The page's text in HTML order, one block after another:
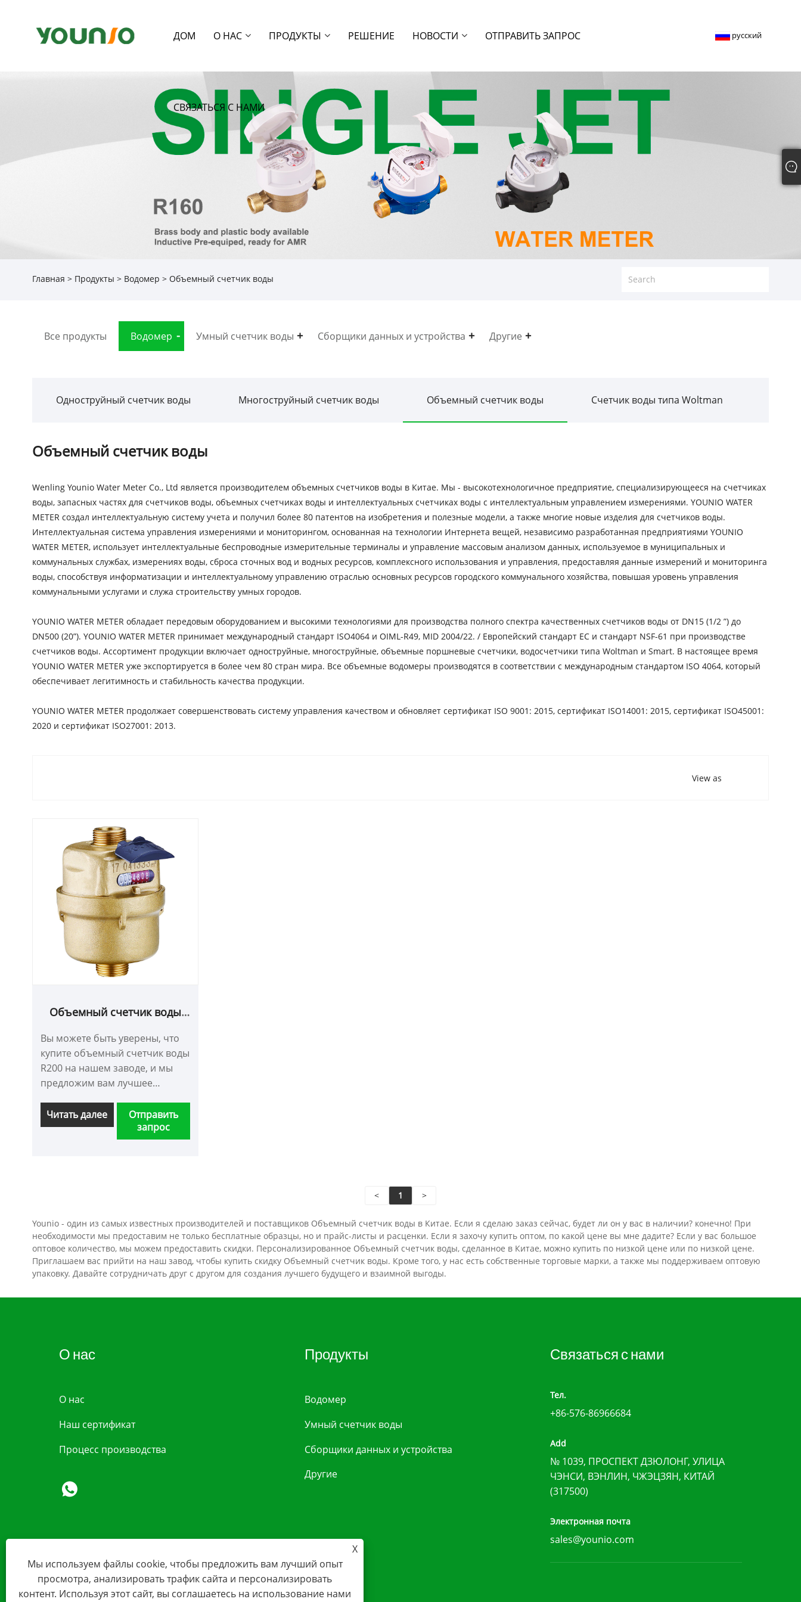
ДОМ О НАС ПРОДУКТЫ РЕШЕНИЕ НОВОСТИ ОТПРАВИТЬ ЗАПРОС
СВЯЗАТЬСЯ С НАМИ
русский
Главная > Продукты > Водомер > Объемный счетчик воды
Все продукты Водомер Умный счетчик воды Сборщики данных и устройства Другие
Одноструйный счетчик воды Многоструйный счетчик воды Объемный счетчик воды Счетчик воды типа Woltman
Объемный счетчик воды
Wenling Younio Water Meter Co., Ltd является производителем объемных счетчиков воды в Китае. Мы - высокотехнологичное предприятие, специализирующееся на счетчиках
воды, запасных частях для счетчиков воды, объемных счетчиках воды и интеллектуальных счетчиках воды с интеллектуальным управлением измерениями. YOUNIO WATER
METER создал интеллектуальную систему учета и получил более 80 патентов на изобретения и полезные модели, а также многие новые изделия для счетчиков воды.
Интеллектуальная система управления измерениями и мониторингом, основанная на технологии Интернета вещей, независимо разработанная предприятиями YOUNIO
WATER METER, использует интеллектуальные беспроводные измерительные терминалы и управление массовым анализом данных, используемое в муниципальных и
коммунальных службах, измерениях воды, сброса сточных вод и водных ресурсов, комплексного использования и управления, предоставляя данные измерений и мониторинга
воды, способствуя информатизации и интеллектуальному управлению отраслью основных ресурсов городского коммунального хозяйства, повышая уровень управления
коммунальными услугами и служа строительству умных городов.
YOUNIO WATER METER обладает передовым оборудованием и высокими технологиями для производства полного спектра качественных счетчиков воды от DN15 (1/2 ”) до
DN500 (20”). YOUNIO WATER METER принимает международный стандарт ISO4064 и OIML-R49, MID 2004/22. / Европейский стандарт EC и стандарт NSF-61 при производстве
счетчиков воды. Ассортимент продукции включает одноструйные, многоструйные, объемные поршневые счетчики, водосчетчики типа Woltman и Smart. В настоящее время
YOUNIO WATER METER уже экспортируется в более чем 80 стран мира. Все объемные водомеры производятся в соответствии с международным стандартом ISO 4064, который
обеспечивает легитимность и стабильность качества продукции.
YOUNIO WATER METER продолжает совершенствовать систему управления качеством и обновляет сертификат ISO 9001: 2015, сертификат ISO14001: 2015, сертификат ISO45001:
2020 и сертификат ISO27001: 2013.
View as
Объемный счетчик воды
Вы можете быть уверены, что
купите объемный счетчик воды
R200 на нашем заводе, и мы
предложим вам лучшее
обслуживание и
своевременную доставку.
Читать далее
Отправить
запрос
< 1 >
Younio - один из самых известных производителей и поставщиков Объемный счетчик воды в Китае. Если я сделаю заказ сейчас, будет ли он у вас в наличии? конечно! При
необходимости мы предоставим не только бесплатные образцы, но и прайс-листы и расценки. Если я захочу купить оптом, по какой цене вы мне дадите? Если у вас большое
оптовое количество, мы можем предоставить скидки. Персонализированное Объемный счетчик воды, ​​сделанное в Китае, можно купить по низкой цене или по низкой цене.
Приглашаем вас прийти на наш завод, чтобы купить скидку Объемный счетчик воды. Кроме того, у нас есть собственные торговые марки, а также мы поддерживаем оптовую
упаковку. Давайте сотрудничать друг с другом для создания лучшего будущего и взаимной выгоды.
О нас
О нас
Наш сертификат
Процесс производства
Продукты
Водомер
Умный счетчик воды
Сборщики данных и устройства
Другие
Связаться с нами
Тел.
+86-576-86966684
Add
№ 1039, ПРОСПЕКТ ДЗЮЛОНГ, УЛИЦА
ЧЭНСИ, ВЭНЛИН, ЧЖЭЦЗЯН, КИТАЙ
(317500)
Электронная почта
sales@younio.com
X
Мы используем файлы cookie, чтобы предложить вам лучший опыт
просмотра, анализировать трафик сайта и персонализировать
контент. Используя этот сайт, вы соглашаетесь на использование нами